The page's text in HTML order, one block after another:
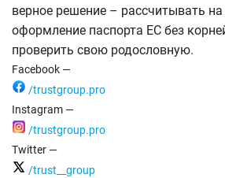
верное решение – рассчитывать на
оформление паспорта ЕС без
проверить свою родословную.
Facebook —
/trustgroup.pro
Instagram —
/trustgroup.pro
Twitter —
/trust__group